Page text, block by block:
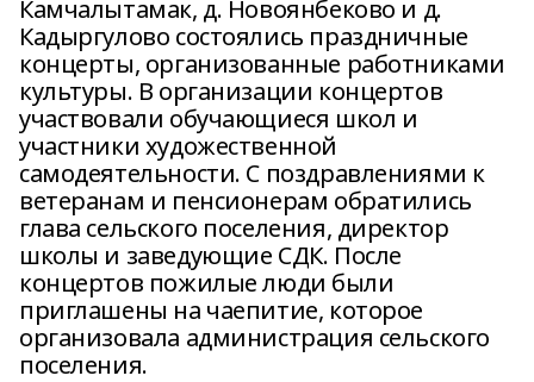
Камчалытамак, д. Новоянбеково и д.
Кадыргулово состоялись праздничные
концерты, организованные работниками
культуры. В организации концертов
участвовали обучающиеся школ и
участники художественной
самодеятельности. С поздравлениями к
ветеранам и пенсионерам обратились
глава сельского поселения, директор
школы и заведующие СДК. После
концертов пожилые люди были
приглашены на чаепитие, которое
организовала администрация сельского
поселения.